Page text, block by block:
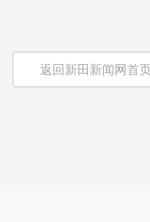
返回新田新闻网首页